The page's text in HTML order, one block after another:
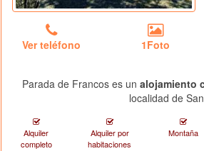
Ver teléfono 1Foto
Parada de Francos es unalojamiento
localidad de
Alquiler
completo
Alquiler por
habitaciones
Montaña